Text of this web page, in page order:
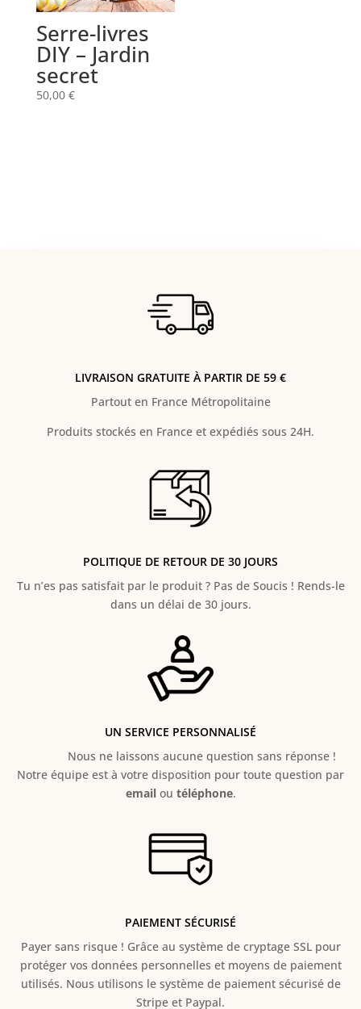
Serre-livres
DIY – Jardin
secret
50,00 €
LIVRAISON GRATUITE À PARTIR DE 59 €
Partout en France Métropolitaine
Produits stockés en France et expédiés sous 24H.
POLITIQUE DE RETOUR DE 30 JOURS
Tu n’es pas satisfait par le produit ? Pas de Soucis ! Rends-le
dans un délai de 30 jours.
UN SERVICE PERSONNALISÉ
Nous ne laissons aucune question sans réponse !
Notre équipe est à votre disposition pour toute question par
emailou téléphone.
PAIEMENT SÉCURISÉ
Payer sans risque ! Grâce au système de cryptage SSL pour
protéger vos données personnelles et moyens de paiement
utilisés. Nous utilisons le système de paiement sécurisé de
Stripe et Paypal.